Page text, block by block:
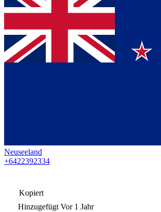
Neuseeland
+6422392334
Kopiert
Hinzugefügt Vor 1 Jahr